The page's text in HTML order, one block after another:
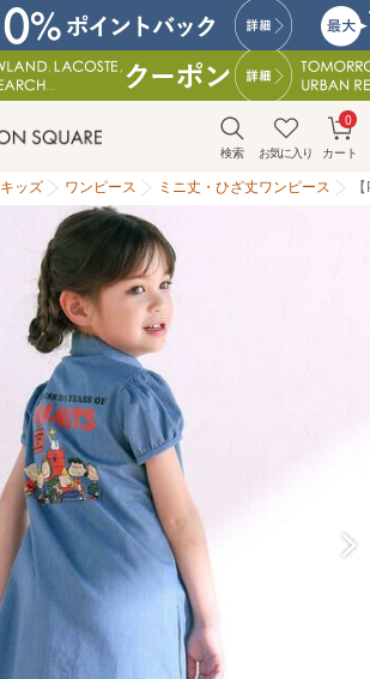
検索 お気に入り カート
0
キッズ ワンピース ミニ丈・ひざ丈ワンピース